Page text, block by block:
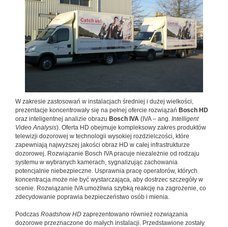
W zakresie zastosowań w instalacjach średniej i dużej wielkości,
prezentacje koncentrowały się na pełnej ofercie rozwiązań Bosch HD
oraz inteligentnej analizie obrazu Bosch IVA (IVA – ang. Intelligent
Video Analysis). Oferta HD obejmuje kompleksowy zakres produktów
telewizji dozorowej w technologii wysokiej rozdzielczości, które
zapewniają najwyższej jakości obraz HD w całej infrastrukturze
dozorowej. Rozwiązanie Bosch IVA pracuje niezależnie od rodzaju
systemu w wybranych kamerach, sygnalizując zachowania
potencjalnie niebezpieczne. Usprawnia pracę operatorów, których
koncentracja może nie być wystarczająca, aby dostrzec szczegóły w
scenie. Rozwiązanie IVA umożliwia szybką reakcję na zagrożenie, co
zdecydowanie poprawia bezpieczeństwo osób i mienia.
Podczas Roadshow HD zaprezentowano również rozwiązania
dozorowe przeznaczone do małych instalacji. Przedstawione zostały